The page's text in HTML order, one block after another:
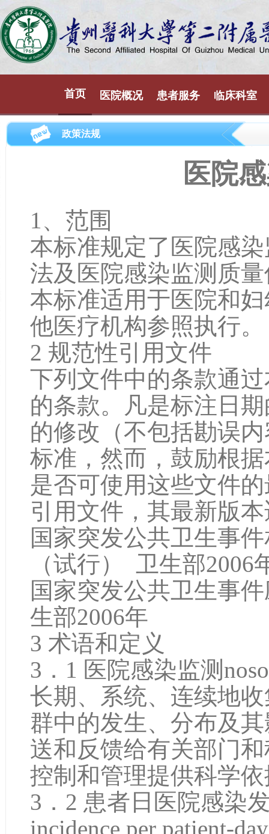
首页 医院概况 患者服务 临床科室
政策法规
医院
1、范围
本标准规定了医院感
法及医院感染监测质
本标准适用于医院和
他医疗机构参照执行。
2 规范性引用文件
下列文件中的条款通
的条款。凡是标注日
的修改（不包括勘误
标准，然而，鼓励根
是否可使用这些文件
引用文件，其最新版
国家突发公共卫生事
（试行） 卫生部2006
国家突发公共
生部2006年
3 术语和定义
3．1 医院感染监测
长期、系统、连续地
群中的发生、分布及
送和反馈给有关部门
控制和管理提供科学
3．2 患者日医院感染
incidence per patient-day